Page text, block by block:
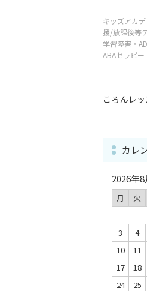
キッズアカ
援/放課後等
学習障害・
ABAセラピ
ころんレ
カレ
2026年8
月 火
3
4
10
11
17
18
24
25